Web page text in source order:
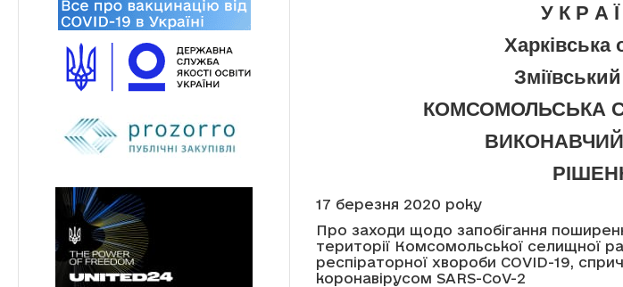
У К Р А
Харківська
КОМСОМОЛЬСЬКА
ВИКОНАВЧИЙ
17 березня 2020 року
Про заходи щодо запобігання
території Комсомольської селищної
респіраторної хвороби COVID-19,
коронавірусом SARS-CoV-2